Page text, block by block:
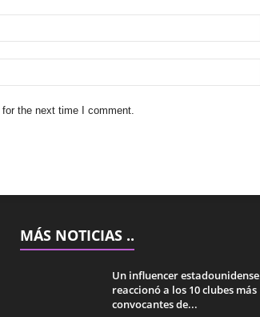
the next time I comment.
MÁS NOTICIAS ..
Un influencer estadounidense
reaccionó a los 10 clubes más
convocantes de...